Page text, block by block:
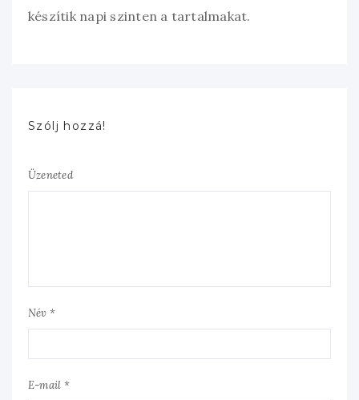
készítik napi szinten a tartalmakat.
Szólj hozzá!
Üzeneted
Név *
E-mail *